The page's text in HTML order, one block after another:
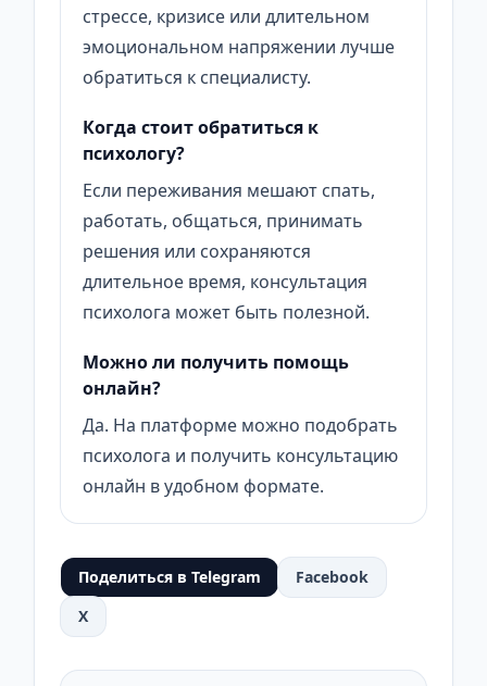
стрессе, кризисе или длительном
эмоциональном напряжении лучше
обратиться к специалисту.
Когда стоит обратиться к
психологу?
Если переживания мешают спать,
работать, общаться, принимать
решения или сохраняются
длительное время, консультация
психолога может быть полезной.
Можно ли получить помощь
онлайн?
Да. На платформе можно подобрать
психолога и получить консультацию
онлайн в удобном формате.
Поделиться в Telegram
Facebook
X